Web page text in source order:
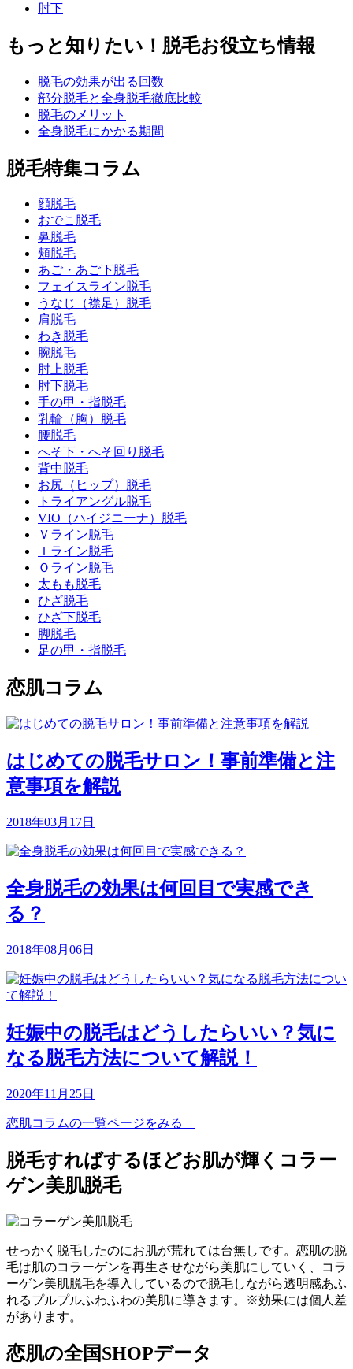
肘下
もっと知りたい！脱毛お役立ち情報
脱毛の効果が出る回数
部分脱毛と全身脱毛徹底比較
脱毛のメリット
全身脱毛にかかる期間
脱毛特集コラム
顔脱毛
おでこ脱毛
鼻脱毛
頬脱毛
あご・あご下脱毛
フェイスライン脱毛
うなじ
（襟足） 脱毛
肩脱毛
わき脱毛
腕脱毛
肘上脱毛
肘下脱毛
手の甲・指脱毛
乳輪 （胸） 脱毛
腰脱毛
へそ下・へそ回り脱毛
背中脱毛
お尻 （ヒップ） 脱毛
トライアングル脱毛
VIO （ハイジニーナ） 脱毛
Ｖライン脱毛
Ｉライン脱毛
Ｏライン脱毛
太もも脱毛
ひざ脱毛
ひざ下脱毛
脚脱毛
足の甲・指脱毛
恋肌コラム
はじめての脱毛サロン！事前準備と注
意事項を解説
2018年03月17日
全身脱毛の効果は何回目で実感でき
る？
2018年08月06日
妊娠中の脱毛はどうしたらいい？気に
なる脱毛方法について解説！
2020年11月25日
恋肌コラムの一覧ページをみる
脱毛すればするほどお肌が輝く コラー
ゲン美肌脱毛
せっかく脱毛したのにお肌が荒れては台無しです。恋肌の脱
毛は肌のコラーゲンを再生させながら美肌にしていく、コラ
ーゲン美肌脱毛を導入しているので脱毛しながら透明感あふ
れるプルプルふわふわの美肌に導きます。※効果には個人差
があります。
恋肌の全国SHOPデータ